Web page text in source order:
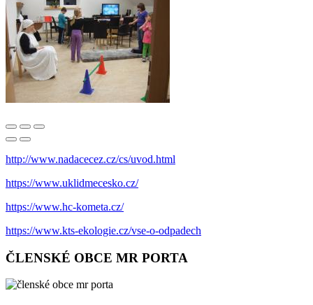
http://www.nadacecez.cz/cs/uvod.html
https://www.uklidmecesko.cz/
https://www.hc-kometa.cz/
https://www.kts-ekologie.cz/vse-o-odpadech
ČLENSKÉ OBCE MR PORTA